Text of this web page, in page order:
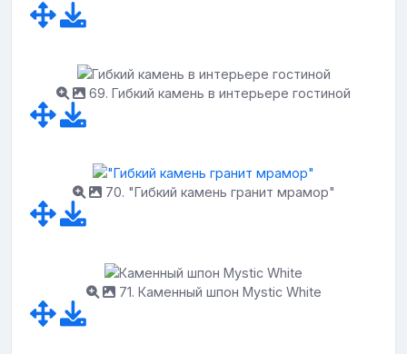
69. Гибкий камень в интерьере гостиной
70. "Гибкий камень гранит мрамор"
71. Каменный шпон Mystic White